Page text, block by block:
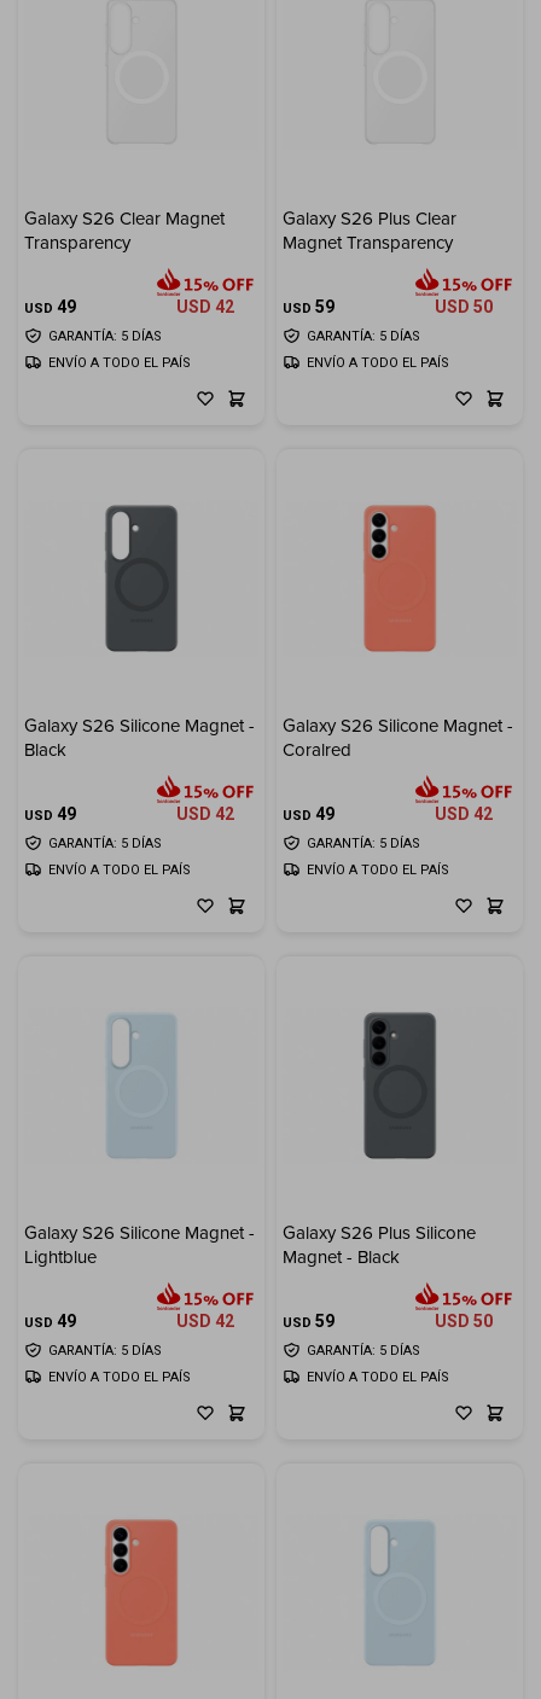
Galaxy S26 Clear Magnet
Transparency
USD 49 USD 42
GARANTÍA: 5 DÍAS
ENVÍO A TODO EL PAÍS
Galaxy S26 Plus Clear
Magnet Transparency
USD 59 USD 50
GARANTÍA: 5 DÍAS
ENVÍO A TODO EL PAÍS
Galaxy S26 Silicone Magnet -
Black
USD 49 USD 42
GARANTÍA: 5 DÍAS
ENVÍO A TODO EL PAÍS
Galaxy S26 Silicone Magnet -
Coralred
USD 49 USD 42
GARANTÍA: 5 DÍAS
ENVÍO A TODO EL PAÍS
Galaxy S26 Silicone Magnet -
Lightblue
USD 49 USD 42
GARANTÍA: 5 DÍAS
ENVÍO A TODO EL PAÍS
Galaxy S26 Plus Silicone
Magnet - Black
USD 59 USD 50
GARANTÍA: 5 DÍAS
ENVÍO A TODO EL PAÍS
Cuenta
F&Q